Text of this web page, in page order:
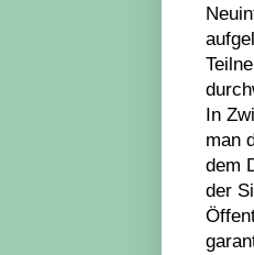
In
man
dem
der